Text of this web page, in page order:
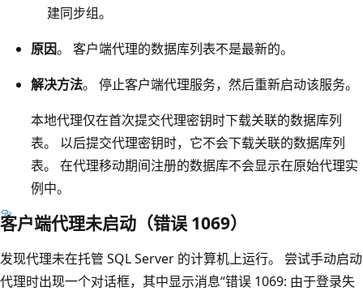
建同步组。
原因。 客户端代理的数据库列表不是最新的。
解决方法。 停止客户端代理服务，然后重新启动该服务。
本地代理仅在首次提交代理密钥时下载关联的数据库列
表。 以后提交代理密钥时，它不会下载关联的数据库列
表。 在代理移动期间注册的数据库不会显示在原始代理实
例中。
客户端代理未启动（错误 1069）
发现代理未在托管 SQL Server 的计算机上运行。 尝试手动启动
代理时出现一个对话框，其中显示消息“错误 1069: 由于登录失